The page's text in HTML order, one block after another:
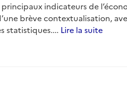
indicateurs de
brève contextualisation,
statistiques.... Lire la suite